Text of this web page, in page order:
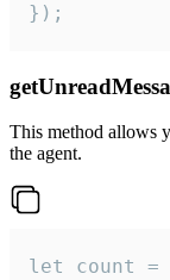
});
This method allows
the agent.
let count =